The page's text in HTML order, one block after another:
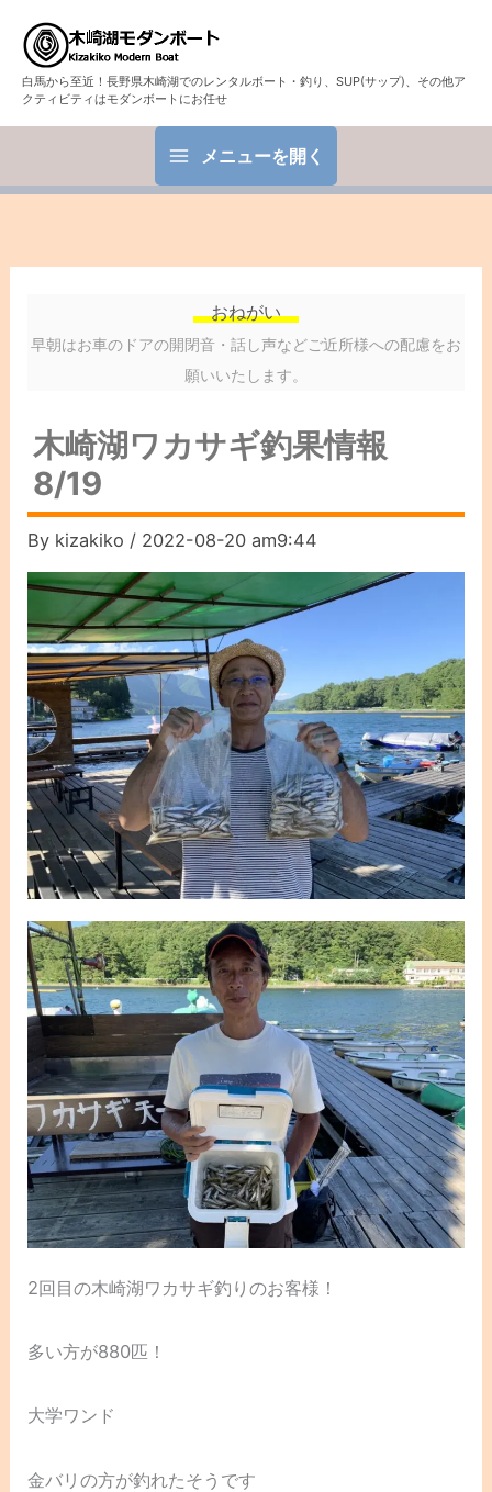
白馬から至近！長野県木崎湖でのレンタルボート・釣り、SUP(サップ)、その他ア
クティビティはモダンボートにお任せ
メニューを開く
おねがい
早朝はお車のドアの開閉音・話し声などご近所様への配慮をお
願いいたします。
木崎湖ワカサギ釣果情報
8/19
By kizakiko / 2022-08-20 am9:44
2回目の木崎湖ワカサギ釣りのお客様！
多い方が880匹！
大学ワンド
金バリの方が釣れたそうです